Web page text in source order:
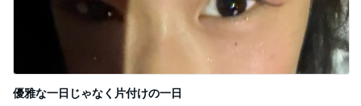
優雅な一日じゃなく片付けの一日